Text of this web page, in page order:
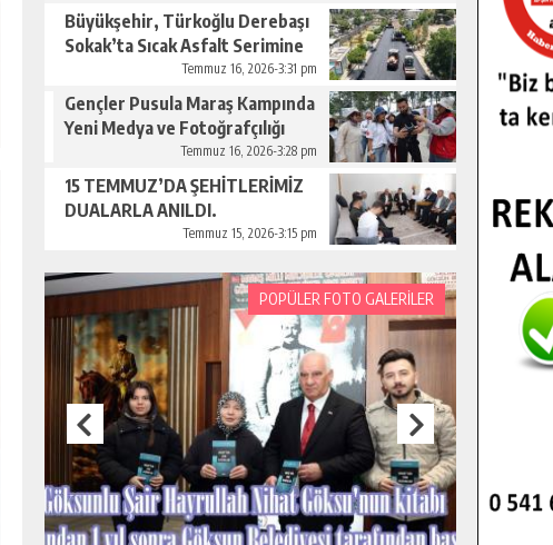
Büyükşehir, Türkoğlu Derebaşı
Sokak’ta Sıcak Asfalt Serimine
Temmuz 16, 2026-3:31 pm
Gençler Pusula Maraş Kampında
Yeni Medya ve Fotoğrafçılığı
Temmuz 16, 2026-3:28 pm
15 TEMMUZ’DA ŞEHİTLERİMİZ
DUALARLA ANILDI.
Temmuz 15, 2026-3:15 pm
POPÜLER FOTO GALERİLER